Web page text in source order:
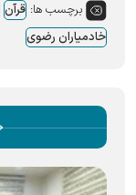
برچسب ها: قرآن
خادمیاران رضوی